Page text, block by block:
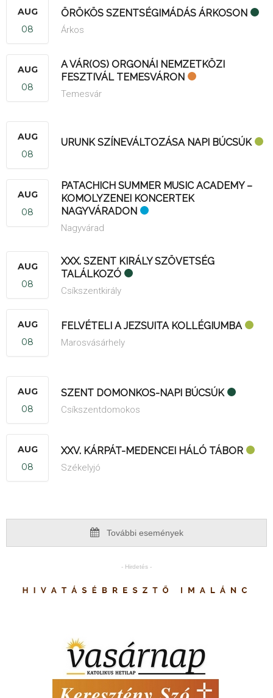
AUG
08
ÖRÖKÖS SZENTSÉGIMÁDÁS ÁRKOSON
Árkos
AUG
08
A VÁR(OS) ORGONÁI NEMZETKÖZI
FESZTIVÁL TEMESVÁRON
Temesvár
AUG
08
URUNK SZÍNEVÁLTOZÁSA NAPI BÚCSÚK
AUG
08
PATACHICH SUMMER MUSIC ACADEMY –
KOMOLYZENEI KONCERTEK
NAGYVÁRADON
Nagyvárad
AUG
08
XXX. SZENT KIRÁLY SZÖVETSÉG
TALÁLKOZÓ
Csíkszentkirály
AUG
08
FELVÉTELI A JEZSUITA KOLLÉGIUMBA
Marosvásárhely
AUG
08
SZENT DOMONKOS-NAPI BÚCSÚK
Csíkszentdomokos
AUG
08
XXV. KÁRPÁT-MEDENCEI HÁLÓ TÁBOR
Székelyjó
További események
- Hirdetés -